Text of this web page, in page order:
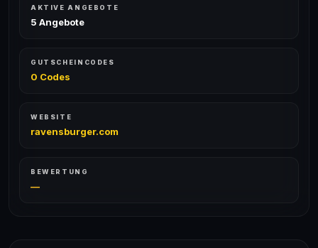
AKTIVE ANGEBOTE
5 Angebote
GUTSCHEINCODES
0 Codes
WEBSITE
ravensburger.com
BEWERTUNG
—